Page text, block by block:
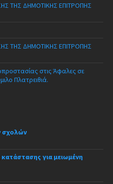
ΤΗΣ ΔΗΜΟΤΙΚΗΣ ΕΠΙΤΡΟΠΗΣ
ΤΗΣ ΔΗΜΟΤΙΚΗΣ ΕΠΙΤΡΟΠΗΣ
στις Άφαλες σε
Πλατρειθιά.
σχολών
για μειωμένη